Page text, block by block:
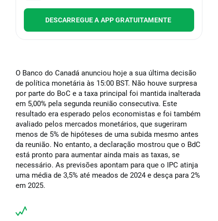
DESCARREGUE A APP GRATUITAMENTE
O Banco do Canadá anunciou hoje a sua última decisão
de política monetária às 15:00 BST. Não houve surpresa
por parte do BoC e a taxa principal foi mantida inalterada
em 5,00% pela segunda reunião consecutiva. Este
resultado era esperado pelos economistas e foi também
avaliado pelos mercados monetários, que sugeriram
menos de 5% de hipóteses de uma subida mesmo antes
da reunião. No entanto, a declaração mostrou que o BdC
está pronto para aumentar ainda mais as taxas, se
necessário. As previsões apontam para que o IPC atinja
uma média de 3,5% até meados de 2024 e desça para 2%
em 2025.